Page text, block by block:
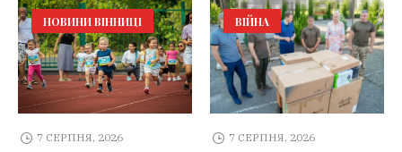
НОВИНИ ВІННИЦІ
7 СЕРПНЯ, 2026
ВІЙНА
7 СЕРПНЯ, 2026